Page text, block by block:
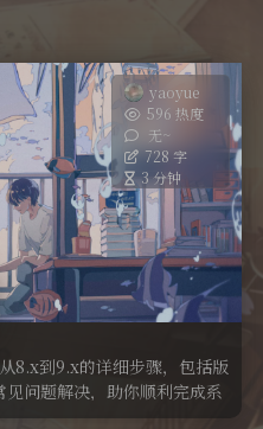
yaoyue
596 热度
无~
728 字
3 分钟
8.x到9.x的详细步骤，包括版
问题解决，助你顺利完成系
提升。